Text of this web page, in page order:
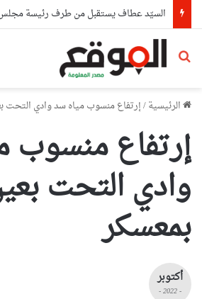
بحث عن
الرئيسية/إرتفاع منسوب مياه سد وادي التحت
إرتفاع منسوب
وادي التحت
بمعسكر
أكتوبر
- 2022 -